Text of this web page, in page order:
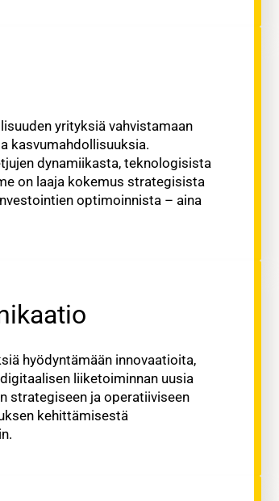
yrityksiä vahvistamaan
kasvumahdollisuuksia.
dynamiikasta, teknologisista
on laaja kokemus strategisista
optimoinnista – aina
hyödyntämään innovaatioita,
liiketoiminnan uusia
strategiseen ja operatiiviseen
kehittämisestä